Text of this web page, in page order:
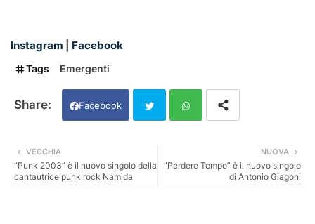
Instagram Facebook
Tags Emergenti
Facebook
tter ats
NUOVA
“Perdere Tempo” è il nuovo singolo
di Antonio Giagoni
VECCHIA
“Punk 2003” è il nuovo singolo della
cantautrice punk rock Namida